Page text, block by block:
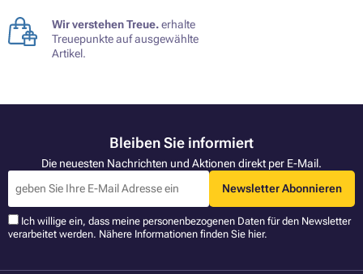
Wir verstehen Treue.erhalte
Treuepunkte auf ausgewählte
Artikel.
Bleiben Sie informiert
Die neuesten Nachrichten und Aktionen direkt per E-Mail.
Newsletter Abonnieren
Ich willige ein, dass meine personenbezogenen Daten für den Newsletter
verarbeitet werden. Nähere Informationen finden Sie hier.